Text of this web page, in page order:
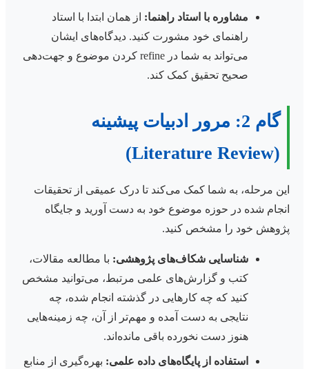
مشاوره با استاد راهنما: از همان ابتدا با استاد
راهنمای خود مشورت کنید. دیدگاه‌های ایشان
می‌تواند به شما در refine کردن موضوع و جهت‌دهی
صحیح تحقیق کمک کند.
گام 2: مرور ادبیات پیشینه
(Literature Review)
این مرحله، به شما کمک می‌کند تا درک عمیقی از تحقیقات
انجام شده در حوزه موضوع خود به دست آورید و جایگاه
پژوهش خود را مشخص کنید.
شناسایی شکاف‌های پژوهشی: با مطالعه مقالات،
کتب و گزارش‌های علمی مرتبط، می‌توانید مشخص
کنید که چه کارهایی در گذشته انجام شده، چه
نتایجی به دست آمده و مهم‌تر از آن، چه زمینه‌هایی
هنوز دست نخورده باقی مانده‌اند.
استفاده از پایگاه‌های داده علمی: بهره‌گیری از منابع